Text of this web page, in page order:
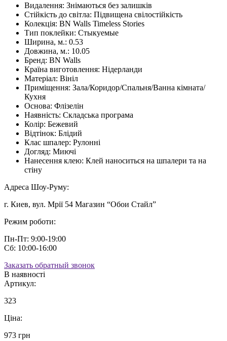
Видалення: Знімаються без залишків
Стійкість до світла: Підвищена свілостійкість
Колекція: BN Walls Timeless Stories
Тип поклейки: Стыкуемые
Ширина, м.: 0.53
Довжина, м.: 10.05
Бренд: BN Walls
Країна виготовлення: Нідерланди
Матеріал: Вініл
Приміщення: Зала/Коридор/Спальня/Ванна кімната/
Кухня
Основа: Флізелін
Наявність: Складська програма
Колір: Бежевий
Відтінок: Блідий
Клас шпалер: Рулонні
Догляд: Миючі
Нанесення клею: Клей наноситься на шпалери та на
стіну
Адреса Шоу-Руму:
г. Киев, вул. Мрії 54 Магазин “Обои Стайл”
Режим роботи:
Пн-Пт: 9:00-19:00
Сб: 10:00-16:00
Заказать обратный звонок
В наявності
Артикул:
323
Ціна:
973 грн